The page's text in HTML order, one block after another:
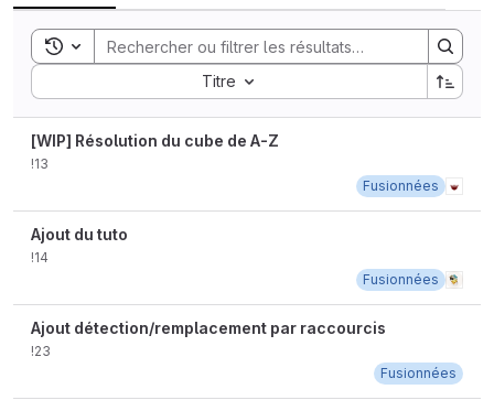
Toggle search history
Titre
Sort by:
[WIP] Résolution du cube de A-Z
!13
Fusionnées
Ajout du tuto
!14
Fusionnées
Ajout détection/remplacement par raccourcis
!23
Fusionnées